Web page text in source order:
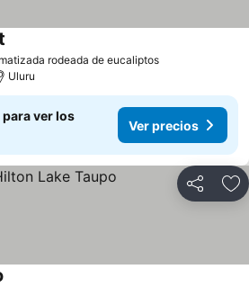
rodeada de eucaliptosVer precios
Uluru
ver los
Ver precios
Compartir